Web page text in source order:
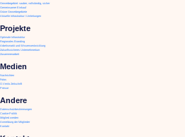
Gewerbegebiet: sauber, vollständig, sicher
Gemeinsamer Einkauf
Grüne Gewerbegebiete
Aktuelle Infrastruktur / Umleitungen
Projekte
Optimale Infrastruktur
Regionales Branding
Arbeitsmarkt und Wissensentwicklung
Zukunftssicheres Unternehmertum
Zusammenarbeit
Medien
Nachrichten
Fotos
O.Venlo Zeitschrift
Presse
Andere
Datenschutzbestimmungen
Cookie-Politik
Mitglied werden
Anmeldung der Mitglieder
Kontakt